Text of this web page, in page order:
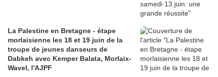
La Palestine en Bretagne - étape
morlaisienne les 18 et 19 juin de la
troupe de jeunes danseurs de
Dabkeh avec Kemper Balata, Morlaix-
Wavel, l'AJPF